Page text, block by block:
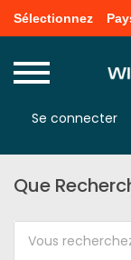
Sélectionnez
Se connecter
Que